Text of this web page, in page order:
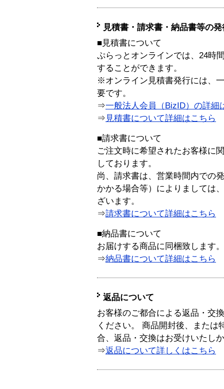
見積書・請求書・納品書等の
■見積書について
ぷらっとオンラインでは、24時
することができます。
※オンライン見積書発行には、
要です。
⇒一般法人会員（BizID）の詳細
⇒ 見積書について詳細はこちら
■請求書について
ご注文時に希望されたお客様に
しております。
尚、請求書は、営業時間内での
かかる場合等）によりましては
ざいます。
⇒請求書について詳細はこちら
■納品書について
お届けする商品に同梱致します。
⇒納品書について詳細はこちら
返品について
お客様のご都合による返品・交
ください。 商品開封後、または
合、返品・交換はお受けいたし
⇒返品について詳しくはこちら